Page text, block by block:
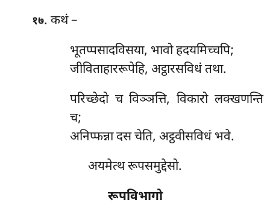
१७. कथं –
भूतप्पसादविसया, भावो हदयमिच्चपि;
जीविताहाररूपेहि, अट्ठारसविधं तथा.
परिच्छेदो च विञ्ञत्ति, विकारो लक्खणन्ति
च;
अनिप्फन्ना दस चेति, अट्ठवीसविधं भवे.
अयमेत्थ रूपसमुद्देसो.
रूपविभागो